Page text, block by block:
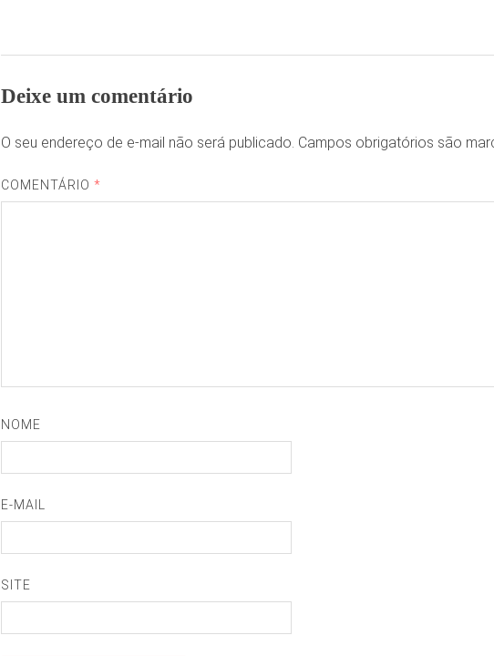
Deixe um comentário
O seu endereço de e-mail não será publicado. Campos obrigatórios são
COMENTÁRIO*
NOME
E-MAIL
SITE